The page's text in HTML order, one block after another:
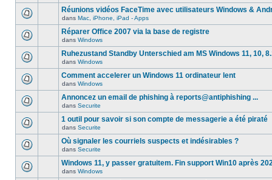
Réunions vidéos FaceTime avec utilisateurs Windows &
dans Mac, iPhone, iPad - Apps
Réparer Office 2007 via la base de registre
dans Windows
Ruhezustand Standby Unterschied am MS Windows 11, 10,
dans Windows
Comment accelerer un Windows 11 ordinateur lent
dans Windows
Annoncez un email de phishing à reports@antiphishing ...
dans Securite
1 outil pour savoir si son compte de messagerie a été piraté
dans Securite
Où signaler les courriels suspects et indésirables ?
dans Securite
Windows 11, y passer gratuitem. Fin support Win10 après
dans Windows